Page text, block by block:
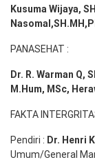
Kusuma Wijaya,
PANASEHAT :
Dr. R. Warman Q,
M.Hum, MSc,
FAKTA
Pendiri : Dr. Henri
Umum/General